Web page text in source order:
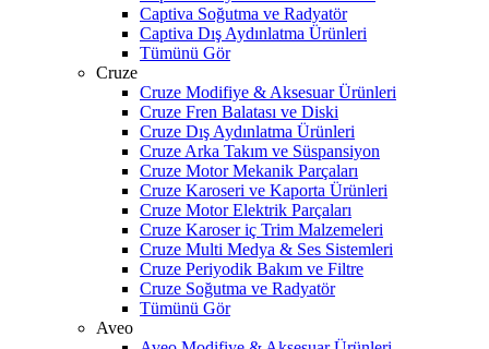
Captiva Soğutma ve Radyatör
Captiva Dış Aydınlatma Ürünleri
Tümünü Gör
Cruze
Cruze Modifiye & Aksesuar Ürünleri
Cruze Fren Balatası ve Diski
Cruze Dış Aydınlatma Ürünleri
Cruze Arka Takım ve Süspansiyon
Cruze Motor Mekanik Parçaları
Cruze Karoseri ve Kaporta Ürünleri
Cruze Motor Elektrik Parçaları
Cruze Karoser iç Trim Malzemeleri
Cruze Multi Medya & Ses Sistemleri
Cruze Periyodik Bakım ve Filtre
Cruze Soğutma ve Radyatör
Tümünü Gör
Aveo